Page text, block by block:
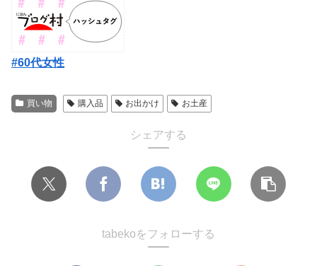
#60代女性
買い物 購入品 お出かけ お土産
シェアする
tabekoをフォローする